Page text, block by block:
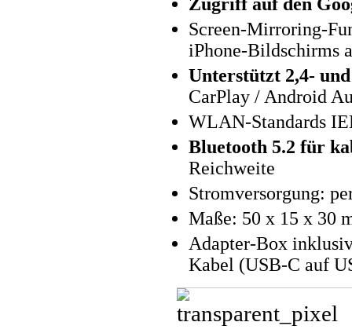
Screen-Mirroring-
iPhone-Bildschirms
Unterstützt 2,4-
CarPlay / Android
WLAN-Standards
Bluetooth 5.2 für
Reichweite
Stromversorgung:
Maße: 50 x 15 x 30
Adapter-Box
Kabel (USB-C auf